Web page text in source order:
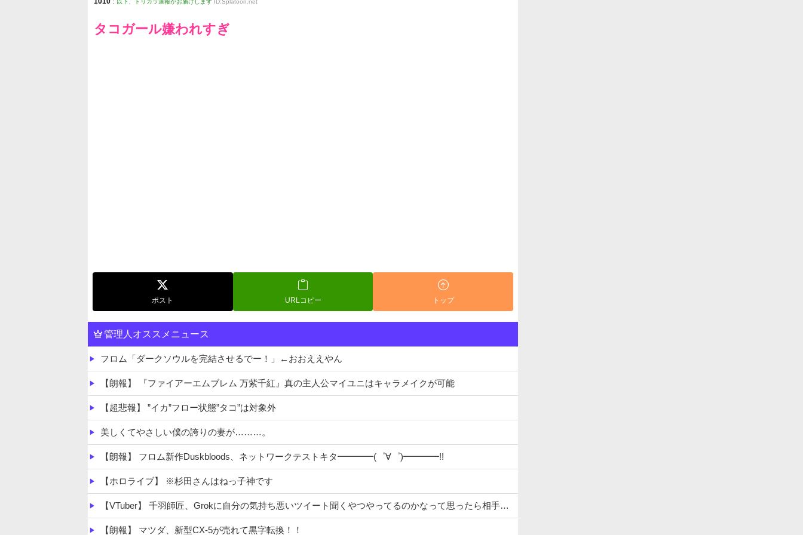
タコガール嫌われすぎ
ポスト URLコピー トップ
管理人オススメニュース
フロム「ダークソウルを完結させるでー！」←おおええやん
【朗報】 『ファイアーエムブレム 万紫千紅』真の主人公マイユニはキャラメイクが可能
【超悲報】 ”イカ”フロー状態”タコ”は対象外
美しくてやさしい僕の誇りの妻が………。
【朗報】 フロム新作Duskbloods、ネットワークテストキタ━━━━(゜∀゜)━━━━!!
【ホロライブ】 ※杉田さんはねっ子神です
【VTuber】 千羽師匠、Grokに自分の気持ち悪いツイート聞くやつやってるのかなって思ったら相手鴨神やんけ
【朗報】 マツダ、新型CX-5が売れて黒字転換！！